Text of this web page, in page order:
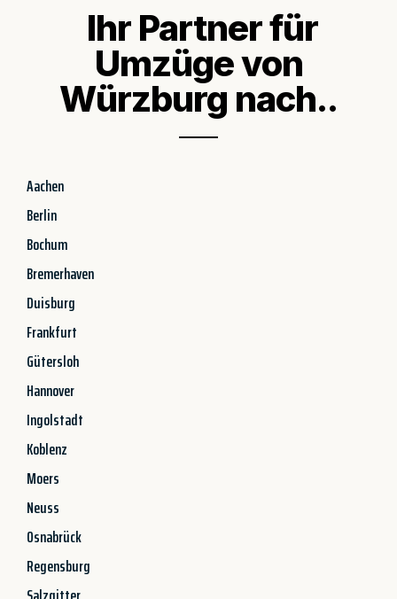
Ihr Partner für
Umzüge von
Würzburg nach..
Aachen
Berlin
Bochum
Bremerhaven
Duisburg
Frankfurt
Gütersloh
Hannover
Ingolstadt
Koblenz
Moers
Neuss
Osnabrück
Regensburg